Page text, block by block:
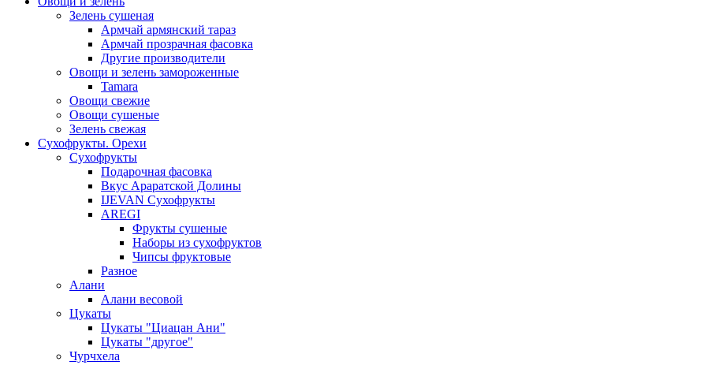
Зелень сушеная
Армчай армянский тараз
Армчай прозрачная фасовка
Другие производители
Овощи и зелень замороженные
Tamara
Овощи свежие
Овощи сушеные
Зелень свежая
Сухофрукты. Орехи
Сухофрукты
Подарочная фасовка
Вкус Араратской Долины
IJEVAN Сухофрукты
AREGI
Фрукты сушеные
Наборы из сухофруктов
Чипсы фруктовые
Разное
Алани
Алани весовой
Цукаты
Цукаты "Циацан Ани"
Цукаты "другое"
Чурчхела